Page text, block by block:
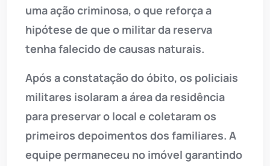
uma ação criminosa, o que reforça a
hipótese de que o militar da reserva
tenha falecido de causas naturais.
Após a constatação do óbito, os policiais
militares isolaram a área da residência
para preservar o local e coletaram os
primeiros depoimentos dos familiares. A
equipe permaneceu no imóvel garantindo